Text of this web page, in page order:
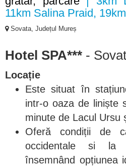
11km Salina Praid,
Sovata, Județul Mureș
Hotel SPA*** -
Locație
Este situat în
intr-o oaza de liniște
minute de Lacul Ursu
Oferă condiții de
occidentale si la
însemnând opțiunea